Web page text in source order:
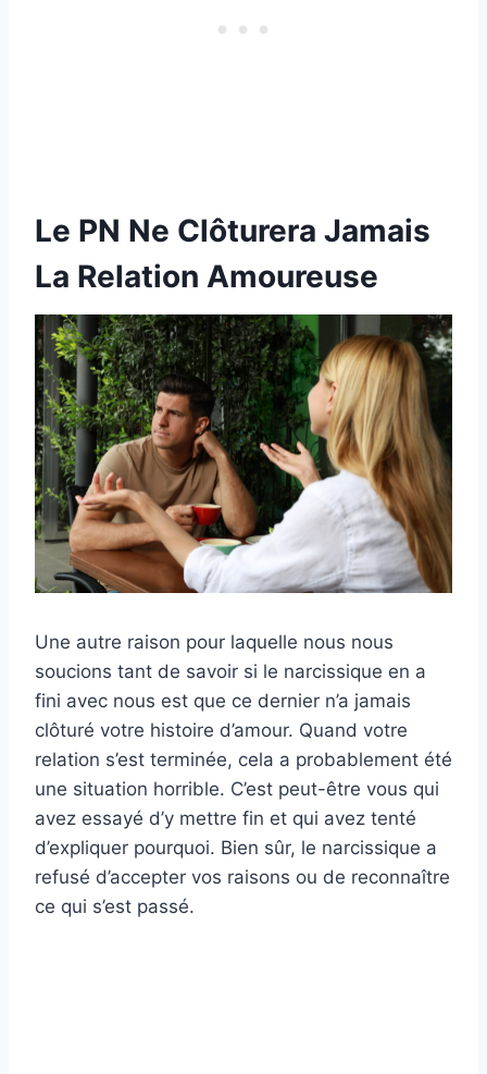
Le PN Ne Clôturera Jamais
La Relation Amoureuse
Une autre raison pour laquelle nous nous
soucions tant de savoir si le narcissique en a
fini avec nous est que ce dernier n’a jamais
clôturé votre histoire d’amour. Quand votre
relation s’est terminée, cela a probablement été
une situation horrible. C’est peut-être vous qui
avez essayé d’y mettre fin et qui avez tenté
d’expliquer pourquoi. Bien sûr, le narcissique a
refusé d’accepter vos raisons ou de reconnaître
ce qui s’est passé.